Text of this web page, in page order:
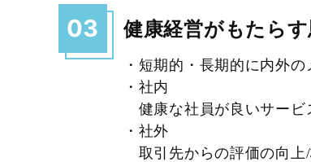
03 健康経営がもたら
・短期的・長期的に内外
・社内
健康な社員が良いサービ
・社外
取引先からの評価の向上